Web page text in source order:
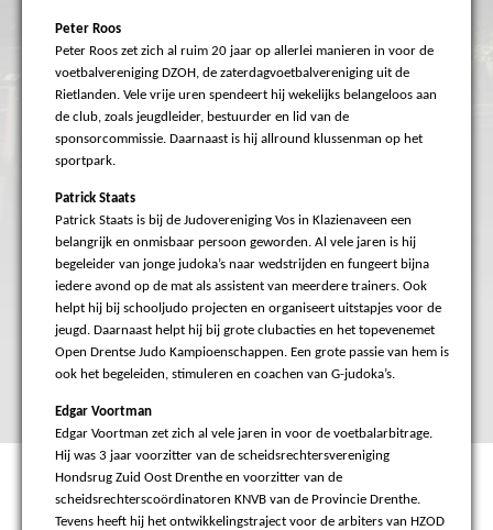
Peter Roos
Peter Roos zet zich al ruim 20 jaar op allerlei manieren in voor de
voetbalvereniging DZOH, de zaterdagvoetbalvereniging uit de
Rietlanden. Vele vrije uren spendeert hij wekelijks belangeloos aan
de club, zoals jeugdleider, bestuurder en lid van de
sponsorcommissie. Daarnaast is hij allround klussenman op het
sportpark.
Patrick Staats
Patrick Staats is bij de Judovereniging Vos in Klazienaveen een
belangrijk en onmisbaar persoon geworden. Al vele jaren is hij
begeleider van jonge judoka’s naar wedstrijden en fungeert bijna
iedere avond op de mat als assistent van meerdere trainers. Ook
helpt hij bij schooljudo projecten en organiseert uitstapjes voor de
jeugd. Daarnaast helpt hij bij grote clubacties en het topevenemet
Open Drentse Judo Kampioenschappen. Een grote passie van hem is
ook het begeleiden, stimuleren en coachen van G-judoka’s.
Edgar Voortman
Edgar Voortman zet zich al vele jaren in voor de voetbalarbitrage.
Hij was 3 jaar voorzitter van de scheidsrechtersvereniging
Hondsrug Zuid Oost Drenthe en voorzitter van de
scheidsrechterscoördinatoren KNVB van de Provincie Drenthe.
Tevens heeft hij het ontwikkelingstraject voor de arbiters van HZOD